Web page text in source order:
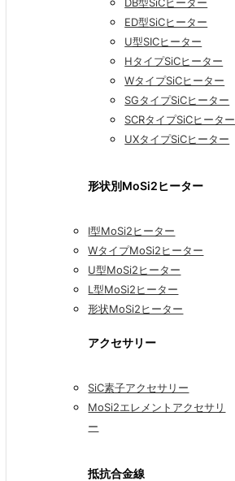
DB型SiCヒーター
ED型SiCヒーター
U型SICヒーター
HタイプSiCヒーター
WタイプSiCヒーター
SGタイプSiCヒーター
SCRタイプSiCヒーター
UXタイプSiCヒーター
形状別MoSi2ヒーター
I型MoSi2ヒーター
WタイプMoSi2ヒーター
U型MoSi2ヒーター
L型MoSi2ヒーター
形状MoSi2ヒーター
アクセサリー
SiC素子アクセサリー
MoSi2エレメントアクセサリ
ー
抵抗合金線